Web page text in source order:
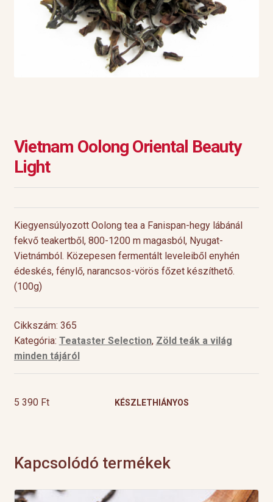
Vietnam Oolong Oriental Beauty
Light
Kiegyensúlyozott Oolong tea a Fanispan-hegy lábánál
fekvő teakertből, 800-1200 m magasból, Nyugat-
Vietnámból. Közepesen fermentált leveleiből enyhén
édeskés, fénylő, narancsos-vörös főzet készíthető.
(100g)
Cikkszám: 365
Kategória: Teataster Selection, Zöld teák a világ
minden tájáról
5 390 Ft KÉSZLETHIÁNYOS
Kapcsolódó termékek